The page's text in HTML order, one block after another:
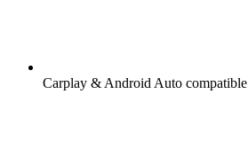
Carplay & Android Auto compatible